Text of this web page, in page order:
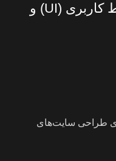
مروری بر فرآیند طراحی رابط کاربری (UI) و